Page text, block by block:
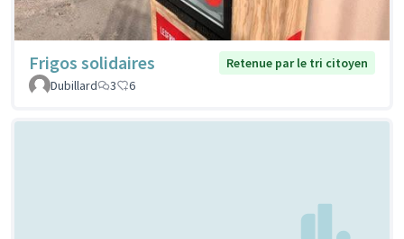
Frigos solidaires
Retenue par le tri citoyen
Dubillard
3 6